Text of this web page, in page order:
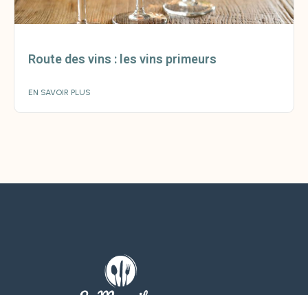
Route des vins : les vins primeurs
EN SAVOIR PLUS